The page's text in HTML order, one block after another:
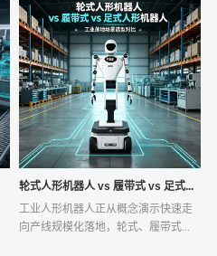
轮式人形机器人 vs 履带式 vs 足式...
工业人形机器人正从概念演示快速走
向产线规模化落地，轮式、履带式...